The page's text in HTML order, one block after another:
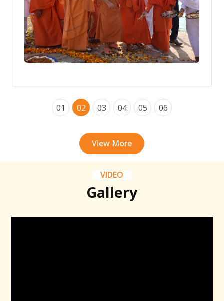
01 02 03 04 05 06
View More
VIDEO
Gallery